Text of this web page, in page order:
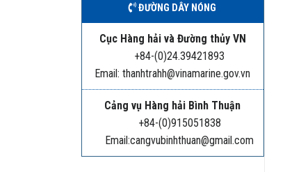
ĐƯỜNG DÂY NÓNG
Cục Hàng hải và Đường thủy VN
+84-(0)24.39421893
Email: thanhtrahh@vinamarine.gov.vn
Cảng vụ Hàng hải Bình Thuận
+84-(0)915051838
Email:cangvubinhthuan@gmail.com